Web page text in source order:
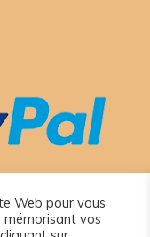
Web pour vous
mémorisant vos